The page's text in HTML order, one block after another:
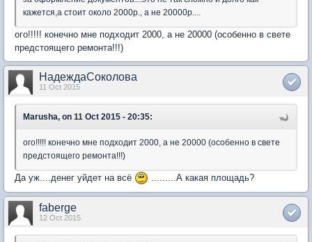
кажется,а стоит около 2000р., а не 20000р....
ого!!!!! конечно мне подходит 2000, а не 20000 (особенно в свете
предстоящего ремонта!!!)
НадеждаСоколова
11 Oct 2015
Marusha, on 11 Oct 2015 - 20:35:
ого!!!!! конечно мне подходит 2000, а не 20000 (особенно в свете
предстоящего ремонта!!!)
Да уж....денег уйдет на всё .........А какая площадь?
faberge
12 Oct 2015